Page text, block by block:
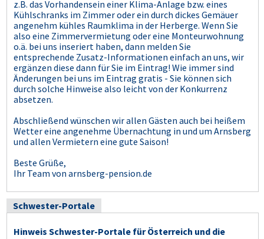
z.B. das Vorhandensein einer Klima-Anlage bzw. eines
Kühlschranks im Zimmer oder ein durch dickes Gemäuer
angenehm kühles Raumklima in der Herberge. Wenn Sie
also eine Zimmervermietung oder eine Monteurwohnung
o.ä. bei uns inseriert haben, dann melden Sie
entsprechende Zusatz-Informationen einfach an uns, wir
ergänzen diese dann für Sie im Eintrag! Wie immer sind
Änderungen bei uns im Eintrag gratis - Sie können sich
durch solche Hinweise also leicht von der Konkurrenz
absetzen.
Abschließend wünschen wir allen Gästen auch bei heißem
Wetter eine angenehme Übernachtung in und um Arnsberg
und allen Vermietern eine gute Saison!
Beste Grüße,
Ihr Team von arnsberg-pension.de
Schwester-Portale
Hinweis Schwester-Portale für Österreich und die